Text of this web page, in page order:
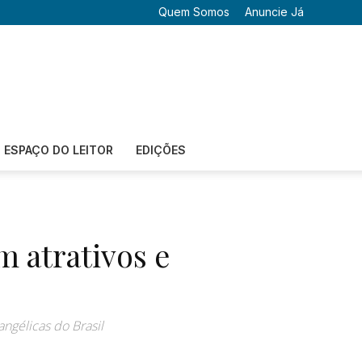
Quem Somos Anuncie Já
ESPAÇO DO LEITOR EDIÇÕES
atrativos e
do Brasil